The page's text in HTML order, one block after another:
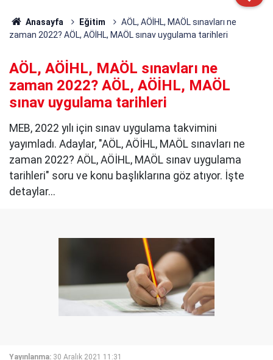
Anasayfa Eğitim
AÖL, AÖİHL, MAÖL sınavları ne
zaman 2022? AÖL, AÖİHL, MAÖL sınav uygulama tarihleri
AÖL, AÖİHL, MAÖL sınavları ne
zaman 2022? AÖL, AÖİHL, MAÖL
sınav uygulama tarihleri
MEB, 2022 yılı için sınav uygulama takvimini
yayımladı. Adaylar, "AÖL, AÖİHL, MAÖL sınavları ne
zaman 2022? AÖL, AÖİHL, MAÖL sınav uygulama
tarihleri" soru ve konu başlıklarına göz atıyor. İşte
detaylar...
Yayınlanma: 30 Aralık 2021 11:31